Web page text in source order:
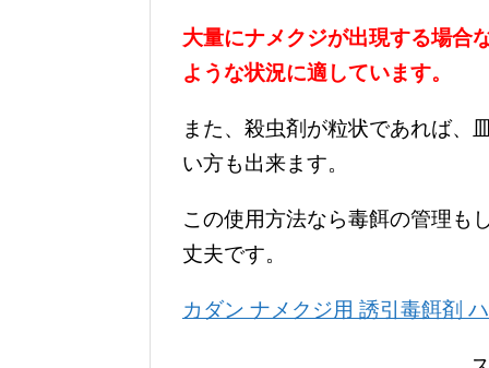
大量にナメクジが出現する場合
ような状況に適しています。
また、殺虫剤が粒状であれば、
い方も出来ます。
この使用方法なら毒餌の管理も
丈夫です。
カダン ナメクジ用 誘引毒餌剤